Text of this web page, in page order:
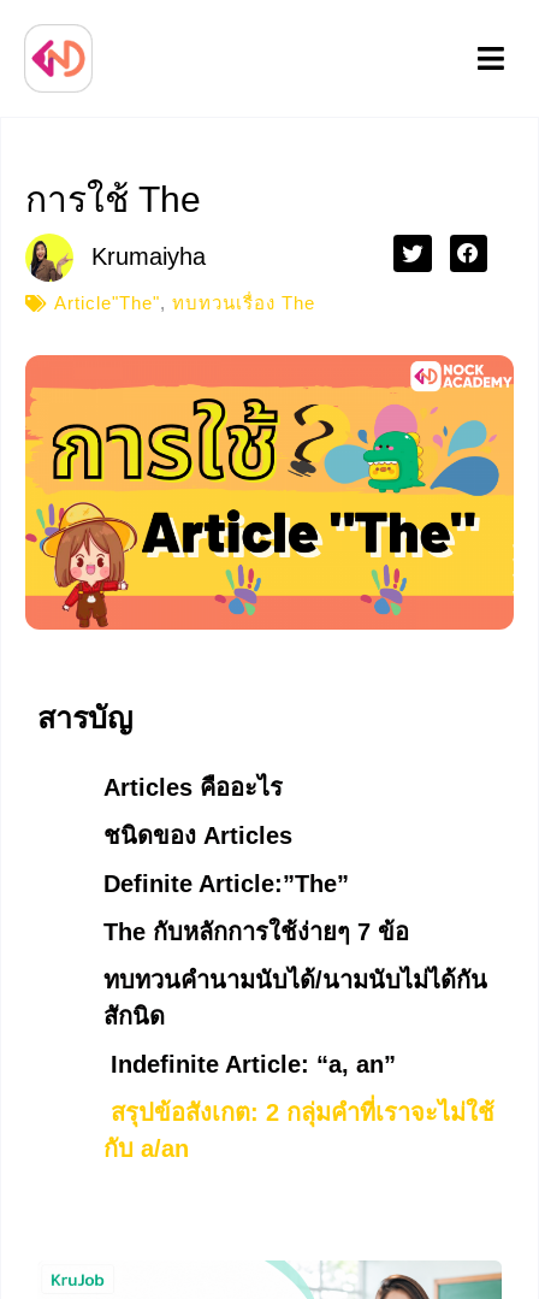
Menu
การใช้ The
Krumaiyha
Article"The", ทบทวนเรื่อง The
สารบัญ
Articles คืออะไร
ชนิดของ Articles
Definite Article:”The”
The กับหลักการใช้ง่ายๆ 7 ข้อ
ทบทวนคำนามนับได้/นามนับไม่ได้กัน
สักนิด
Indefinite Article: “a, an”
สรุปข้อสังเกต: 2 กลุ่มคำที่เราจะไม่ใช้
กับ a/an